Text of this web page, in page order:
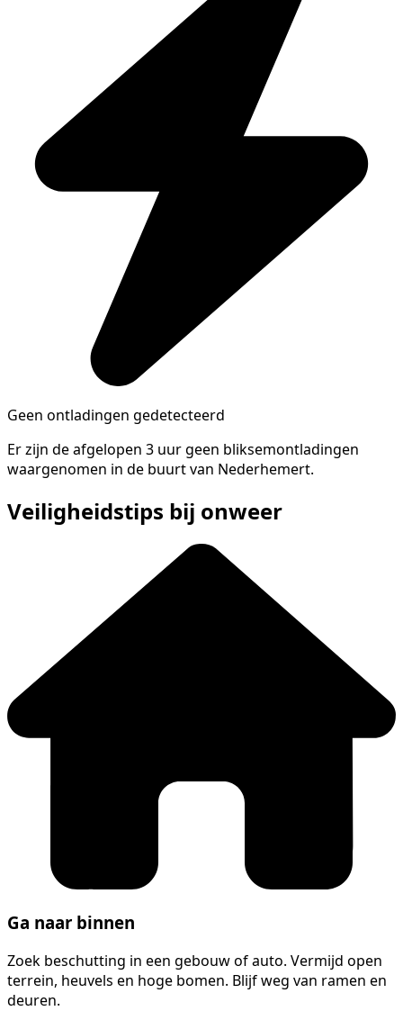
Geen ontladingen gedetecteerd
Er zijn de afgelopen 3 uur geen bliksemontladingen
waargenomen in de buurt van Nederhemert.
Veiligheidstips bij onweer
Ga naar binnen
Zoek beschutting in een gebouw of auto. Vermijd open
terrein, heuvels en hoge bomen. Blijf weg van ramen en
deuren.